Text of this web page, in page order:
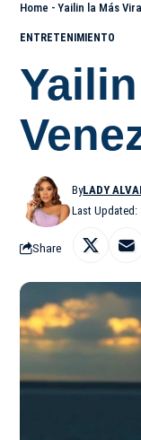
Home - Yailin la Más
ENTRETENIMIENTO
Last Updated:
ByLADY
Share